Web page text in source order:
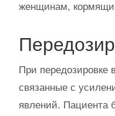
женщинам,
При передозировке
связанные с
явлений. Пациента